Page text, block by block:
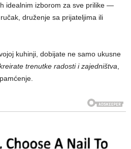
idealnim izborom za sve prilike —
druženje sa prijateljima ili
kuhinji, dobijate ne samo ukusne
trenutke radosti i zajedništva